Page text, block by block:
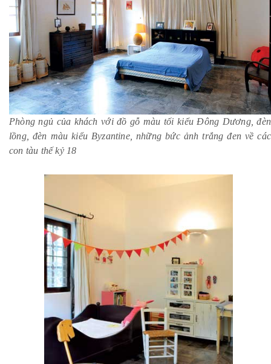
Phòng ngủ của khách với đồ gỗ màu tối kiểu Đông Dương, đèn
lồng, đèn màu kiểu Byzantine, những bức ảnh trắng đen về các
con tàu thế kỷ 18